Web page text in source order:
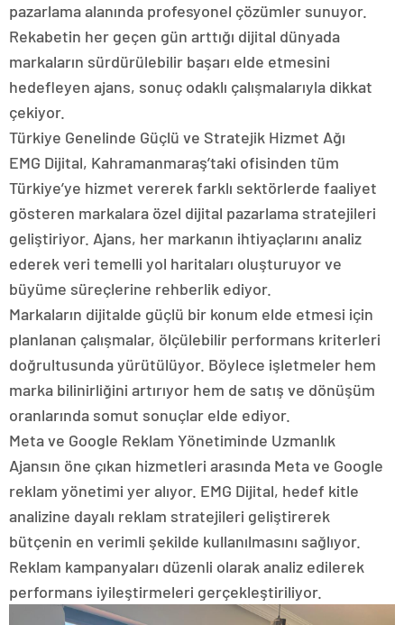
pazarlama alanında profesyonel çözümler sunuyor.
Rekabetin her geçen gün arttığı dijital dünyada
markaların sürdürülebilir başarı elde etmesini
hedefleyen ajans, sonuç odaklı çalışmalarıyla dikkat
çekiyor.
Türkiye Genelinde Güçlü ve Stratejik Hizmet Ağı
EMG Dijital, Kahramanmaraş’taki ofisinden tüm
Türkiye’ye hizmet vererek farklı sektörlerde faaliyet
gösteren markalara özel dijital pazarlama stratejileri
geliştiriyor. Ajans, her markanın ihtiyaçlarını analiz
ederek veri temelli yol haritaları oluşturuyor ve
büyüme süreçlerine rehberlik ediyor.
Markaların dijitalde güçlü bir konum elde etmesi için
planlanan çalışmalar, ölçülebilir performans kriterleri
doğrultusunda yürütülüyor. Böylece işletmeler hem
marka bilinirliğini artırıyor hem de satış ve dönüşüm
oranlarında somut sonuçlar elde ediyor.
Meta ve Google Reklam Yönetiminde Uzmanlık
Ajansın öne çıkan hizmetleri arasında Meta ve Google
reklam yönetimi yer alıyor. EMG Dijital, hedef kitle
analizine dayalı reklam stratejileri geliştirerek
bütçenin en verimli şekilde kullanılmasını sağlıyor.
Reklam kampanyaları düzenli olarak analiz edilerek
performans iyileştirmeleri gerçekleştiriliyor.